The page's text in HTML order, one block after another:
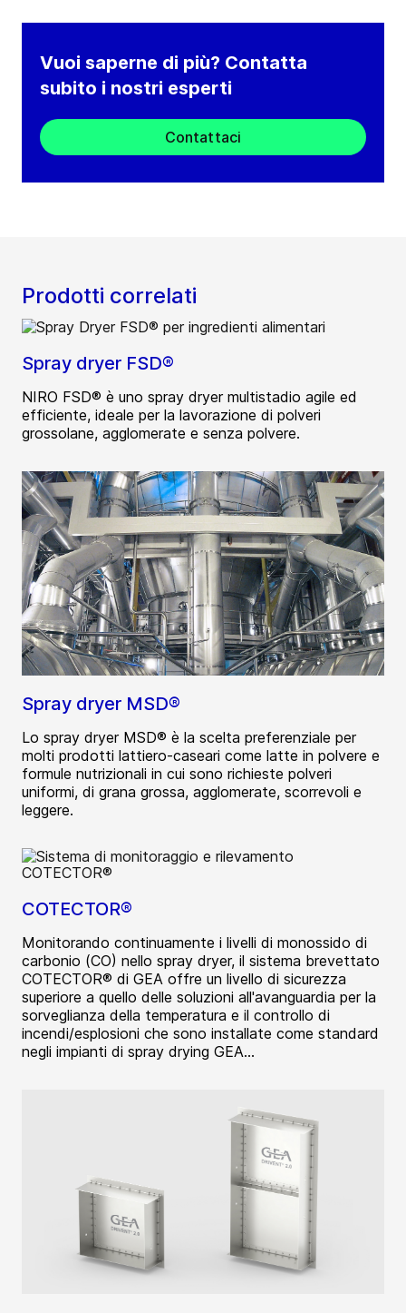
Vuoi saperne di più? Contatta
subito i nostri esperti
Contattaci
Prodotti correlati
Spray dryer FSD®
NIRO FSD® è uno spray dryer multistadio agile ed
efficiente, ideale per la lavorazione di polveri
grossolane, agglomerate e senza polvere.
Spray dryer MSD®
Lo spray dryer MSD® è la scelta preferenziale per
molti prodotti lattiero-caseari come latte in polvere e
formule nutrizionali in cui sono richieste polveri
uniformi, di grana grossa, agglomerate, scorrevoli e
leggere.
COTECTOR®
Monitorando continuamente i livelli di monossido di
carbonio (CO) nello spray dryer, il sistema brevettato
COTECTOR® di GEA offre un livello di sicurezza
superiore a quello delle soluzioni all'avanguardia per la
sorveglianza della temperatura e il controllo di
incendi/esplosioni che sono installate come standard
negli impianti di spray drying GEA...